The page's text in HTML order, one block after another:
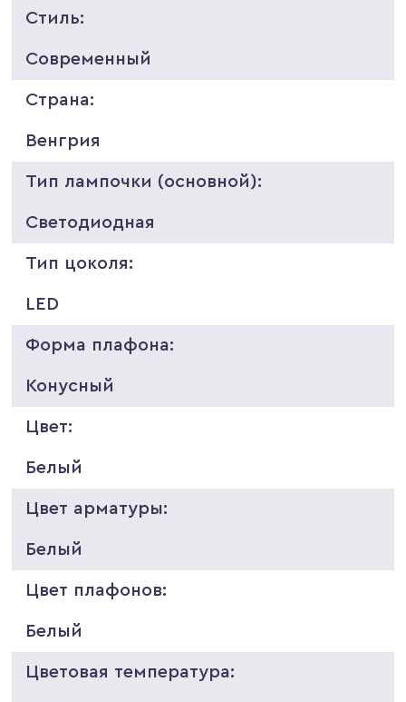
Стиль:
Современный
Страна:
Венгрия
Тип лампочки (основной):
Светодиодная
Тип цоколя:
LED
Форма плафона:
Конусный
Цвет:
Белый
Цвет арматуры:
Белый
Цвет плафонов:
Белый
Цветовая температура: